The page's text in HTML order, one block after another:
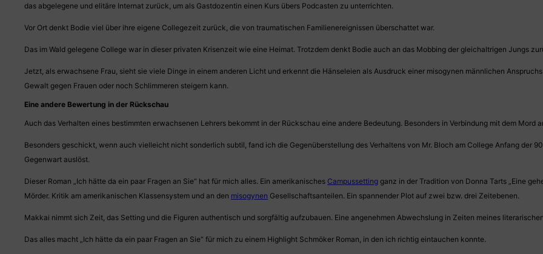
das abgelegene und elitäre Internat zurück, um als Gastdozentin einen Kurs übers Podcasten zu unterrichten.
Vor Ort denkt Bodie viel über ihre eigene Collegezeit zurück, die von traumatischen Familienereignissen überschattet war.
Das im Wald gelegene College war in dieser privaten Krisenzeit wie eine Heimat. Trotzdem denkt Bodie auch an das Mobbing der gleichaltrigen Jungs
Jetzt, als erwachsene Frau, sieht sie viele Dinge in einem anderen Licht und erkennt die Hänseleien als Ausdruck einer misogynen männlichen
Gewalt gegen Frauen oder noch Schlimmeren steigern kann.
Eine andere Bewertung in der Rückschau
Auch das Verhalten eines bestimmten erwachsenen Lehrers bekommt in der Rückschau eine andere Bedeutung. Besonders in Verbindung mit dem Mord
Besonders geschickt, wenn auch vielleicht nicht sonderlich subtil, fand ich die Gegenüberstellung des Verhaltens von Mr. Bloch am College Anfang der
Gegenwart auslöst.
Dieser Roman „Ich hätte da ein paar Fragen an Sie“ hat für mich alles. Ein amerikanisches Campussetting ganz in der Tradition von Donna Tarts „Eine
Mörder. Kritik am amerikanischen Klassensystem und an den misogynen Gesellschaftsanteilen. Ein spannender Plot auf zwei bzw. drei Zeitebenen.
Makkai nimmt sich Zeit, das Setting und die Figuren authentisch und sorgfältig aufzubauen. Eine angenehmen Abwechslung in Zeiten meines
Das alles macht „Ich hätte da ein paar Fragen an Sie“ für mich zu einem Highlight Schmöker Roman, in den ich richtig eintauchen konnte.